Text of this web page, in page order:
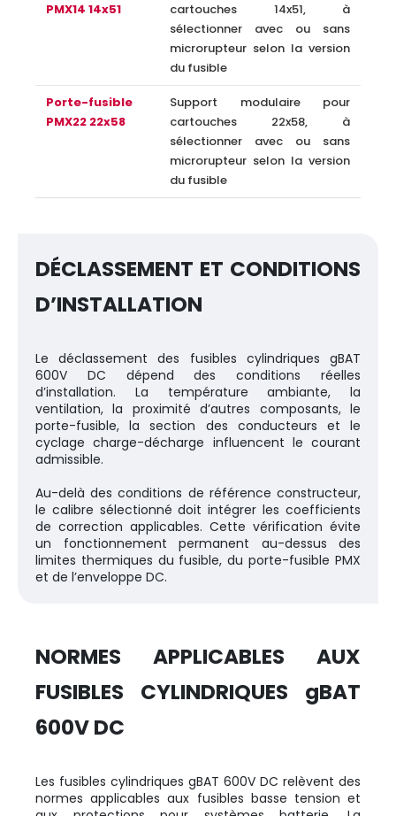
PMX14 14x51
cartouches 14x51, à
sélectionner avec ou sans
microrupteur selon la version
du fusible
Porte-fusible
PMX22 22x58
Support modulaire pour
cartouches 22x58, à
sélectionner avec ou sans
microrupteur selon la version
du fusible
DÉCLASSEMENT ET CONDITIONS
D’INSTALLATION
Le déclassement des fusibles cylindriques gBAT
600V DC dépend des conditions réelles
d’installation. La température ambiante, la
ventilation, la proximité d’autres composants, le
porte-fusible, la section des conducteurs et le
cyclage charge-décharge influencent le courant
admissible.
Au-delà des conditions de référence constructeur,
le calibre sélectionné doit intégrer les coefficients
de correction applicables. Cette vérification évite
un fonctionnement permanent au-dessus des
limites thermiques du fusible, du porte-fusible PMX
et de l’enveloppe DC.
NORMES APPLICABLES AUX
FUSIBLES CYLINDRIQUES gBAT
600V DC
Les fusibles cylindriques gBAT 600V DC relèvent des
normes applicables aux fusibles basse tension et